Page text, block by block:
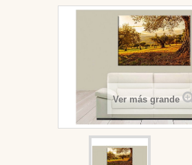
Ver más grande